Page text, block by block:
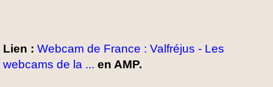
Lien : Webcam de France : Valfréjus - Les
webcams de la ... en AMP.